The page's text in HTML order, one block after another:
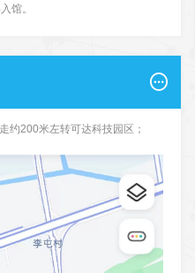
馆。
约200米左转可达科技园区；